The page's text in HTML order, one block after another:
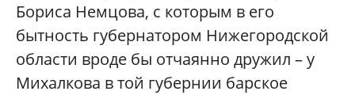
Бориса Немцова, с которым в его
бытность губернатором Нижегородской
области вроде бы отчаянно дружил – у
Михалкова в той губернии барское